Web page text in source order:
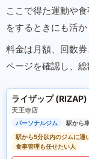
ここで得た運動や
をするときにも活か
料金は月額、回数
ページを確認し、総
ライザップ (RIZAP)
天王寺店
パーソナルジム
駅から
駅から5分以内のジムに通
食事管理も任せたい人